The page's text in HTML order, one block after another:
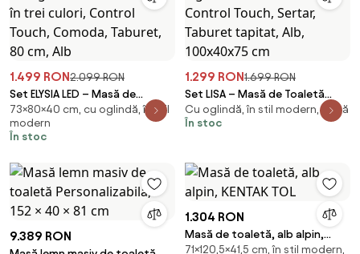
1.499 RON2.099 RON
Set ELYSIA LED – Masă de
Toaletă pentru Machiaj, cu
Oglindă Iluminată LED, în trei
culori, Control Touch,
73×80×40 cm, cu oglindă, în stil
modern
În stoc
1.299 RON1.699 RON
Set LISA – Masă de Toaletă
pentru Machiaj, Oglindă
Iluminată LED, Control Touch,
Cu oglindă, în stil modern, mată
În stoc
9.389 RON
1.304 RON
Masă de toaletă, alb alpin,
KENTAK TOL
71×120,5×41,5 cm, în stil modern,